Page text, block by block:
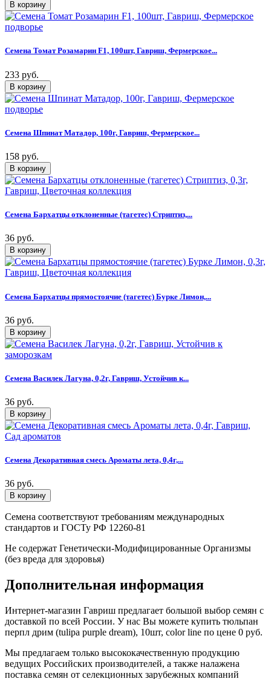
Семена Томат Розамарин F1, 100шт, Гавриш, Фермерское...
233 руб.
Семена Шпинат Матадор, 100г, Гавриш, Фермерское...
158 руб.
Семена Бархатцы отклоненные (тагетес) Стриптиз,...
36 руб.
Семена Бархатцы прямостоячие (тагетес) Бурке Лимон,...
36 руб.
Семена Василек Лагуна, 0,2г, Гавриш, Устойчив к...
36 руб.
Семена Декоративная смесь Ароматы лета, 0,4г,...
36 руб.
Семена соответствуют требованиям международных
стандартов и ГОСТу РФ 12260-81
Не содержат Генетически-Модифицированные Организмы
(без вреда для здоровья)
Дополнительная информация
Интернет-магазин Гавриш предлагает большой выбор семян с
доставкой по всей России. У нас Вы можете купить тюльпан
перпл дрим (tulipa purple dream), 10шт, color line по цене 0 руб.
Мы предлагаем только высококачественную продукцию
ведущих Российских производителей, а также налажена
поставка семян от селекционных зарубежных компаний